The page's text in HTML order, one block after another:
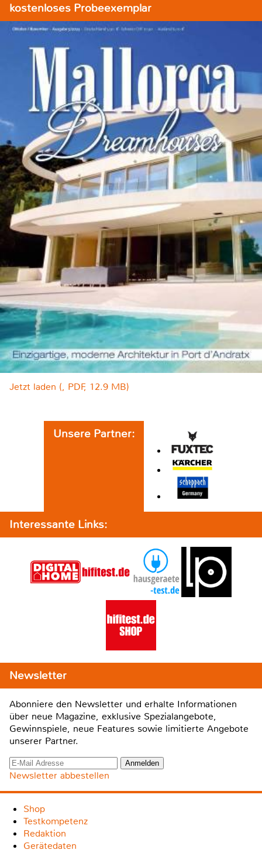
kostenloses Probeexemplar
Jetzt laden (, PDF, 12.9 MB)
Unsere Partner:
Interessante Links:
Newsletter
Abonniere den Newsletter und erhalte Informationen
über neue Magazine, exklusive Spezialangebote,
Gewinnspiele, neue Features sowie limitierte Angebote
unserer Partner.
Newsletter abbestellen
Shop
Testkompetenz
Redaktion
Gerätedaten